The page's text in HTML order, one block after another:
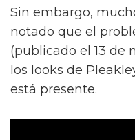
Sin embargo,
notado que el
(publicado el 13 de
los looks de
está presente.